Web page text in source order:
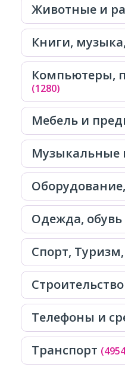
Животные и
Книги,
Компьютеры,
(1280)
Мебель и
Музыкальные
Одежда, обувь
Спорт,
Телефоны и
Транспорт